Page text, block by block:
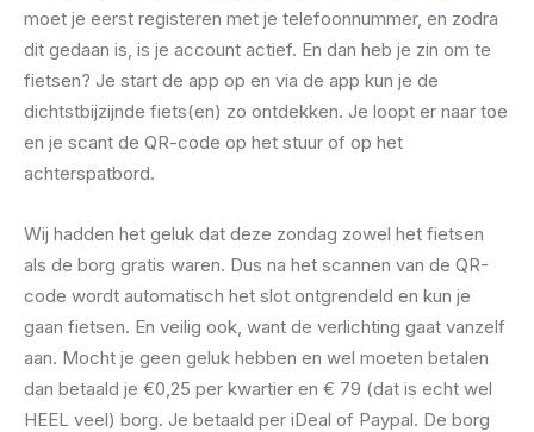
moet je eerst registeren met je telefoonnummer, en zodra
dit gedaan is, is je account actief. En dan heb je zin om te
fietsen? Je start de app op en via de app kun je de
dichtstbijzijnde fiets(en) zo ontdekken. Je loopt er naar toe
en je scant de QR-code op het stuur of op het
achterspatbord.
Wij hadden het geluk dat deze zondag zowel het fietsen
als de borg gratis waren. Dus na het scannen van de QR-
code wordt automatisch het slot ontgrendeld en kun je
gaan fietsen. En veilig ook, want de verlichting gaat vanzelf
aan. Mocht je geen geluk hebben en wel moeten betalen
dan betaald je €0,25 per kwartier en € 79 (dat is echt wel
HEEL veel) borg. Je betaald per iDeal of Paypal. De borg